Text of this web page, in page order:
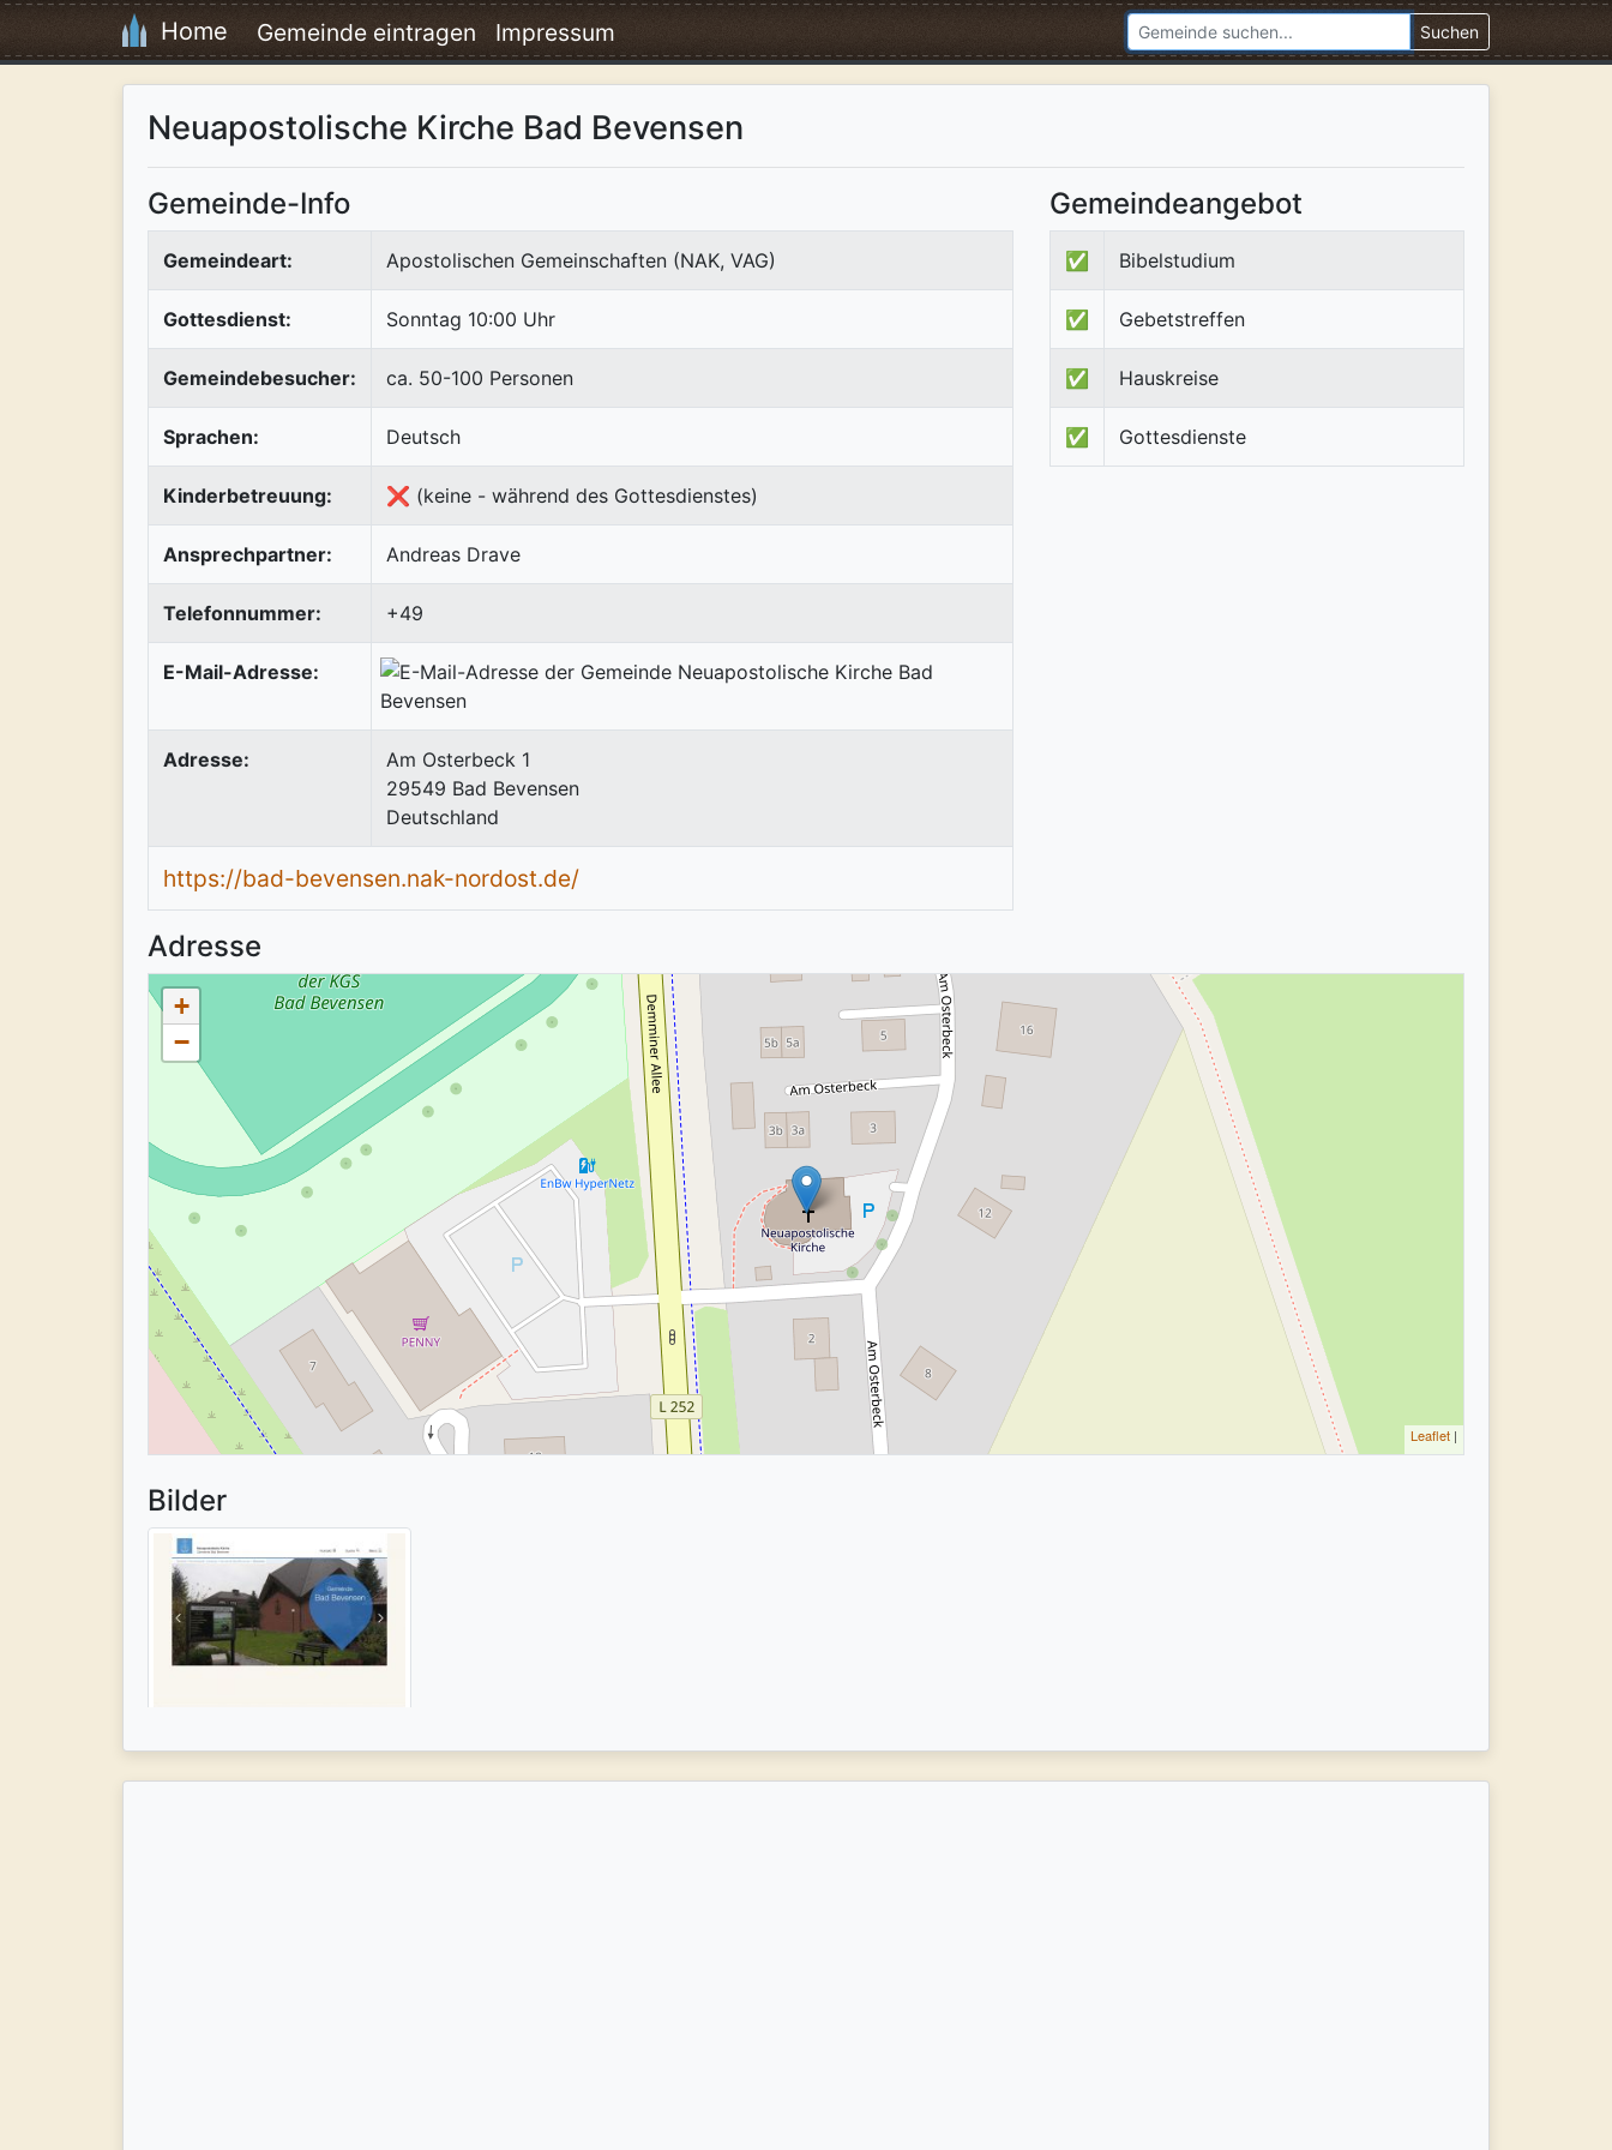
Home Gemeinde eintragen Impressum Suchen
Neuapostolische Kirche Bad Bevensen
Gemeinde-Info
Gemeindeart: Apostolischen Gemeinschaften (NAK, VAG)
Gottesdienst: Sonntag 10:00 Uhr
Gemeindebesucher: ca. 50-100 Personen
Sprachen: Deutsch
Kinderbetreuung: ❌ (keine - während des Gottesdienstes)
Ansprechpartner: Andreas Drave
Telefonnummer: +49
E-Mail-Adresse:
Adresse:
Am Osterbeck 1
29549 Bad Bevensen
Deutschland
https://bad-bevensen.nak-nordost.de/
Gemeindeangebot
✅ Bibelstudium
✅ Gebetstreffen
✅ Hauskreise
✅ Gottesdienste
Adresse
+
−
Leaflet |
Bilder